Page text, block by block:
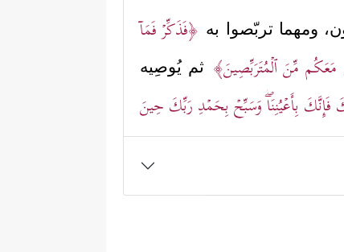
ومهما تربّصوا به ﴿فَذَكِّرۡ فَمَاۤ
مَعَكُم مِّنَ ٱلۡمُتَرَبِّصِینَ﴾ ثم يُوصِيه
بِأَعۡیُنِنَاۖ وَسَبِّحۡ بِحَمۡدِ رَبِّكَ حِینَ